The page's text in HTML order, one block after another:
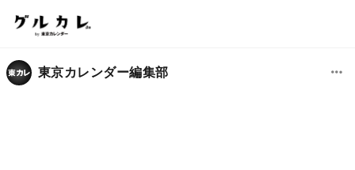
東京カレンダー編集部